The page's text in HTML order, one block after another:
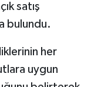
satış
bulundu.
her
uygun